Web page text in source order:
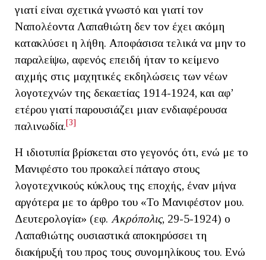
γιατί είναι σχετικά γνωστό και γιατί τον
Ναπολέοντα Λαπαθιώτη δεν τον έχει ακόμη
κατακλύσει η λήθη. Αποφάσισα τελικά να μην το
παραλείψω, αφενός επειδή ήταν το κείμενο
αιχμής στις μαχητικές εκδηλώσεις των νέων
λογοτεχνών της δεκαετίας 1914-1924, και αφ’
ετέρου γιατί παρουσιάζει μιαν ενδιαφέρουσα
παλινωδία.[3]
Η ιδιοτυπία βρίσκεται στο γεγονός ότι, ενώ με το
Μανιφέστο του προκαλεί πάταγο στους
λογοτεχνικούς κύκλους της εποχής, έναν μήνα
αργότερα με το άρθρο του «Το Μανιφέστον μου.
Δευτερολογία» (εφ. Ακρόπολις, 29-5-1924) ο
Λαπαθιώτης ουσιαστικά αποκηρύσσει τη
διακήρυξή του προς τους συνομηλίκους του. Ενώ